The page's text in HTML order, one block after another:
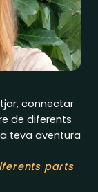
connectar
de diferents
teva aventura
parts